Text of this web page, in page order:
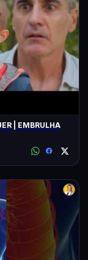
| EMBRULHA